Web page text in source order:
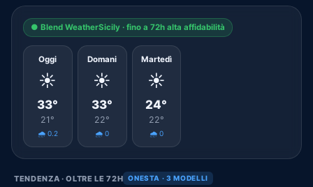
● Blend WeatherSicily · fino a 72h alta affidabilità
Oggi
☀️
33°
21°
🌧️ 0.2
Domani
☀️
33°
22°
🌧️ 0
Martedì
☀️
24°
22°
🌧️ 0
TENDENZA · OLTRE LE 72H ONESTA · 3 MODELLI